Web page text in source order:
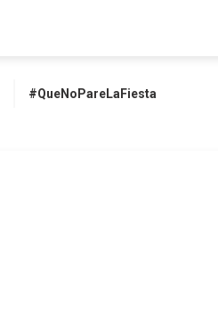
#QueNoPareLaFiesta